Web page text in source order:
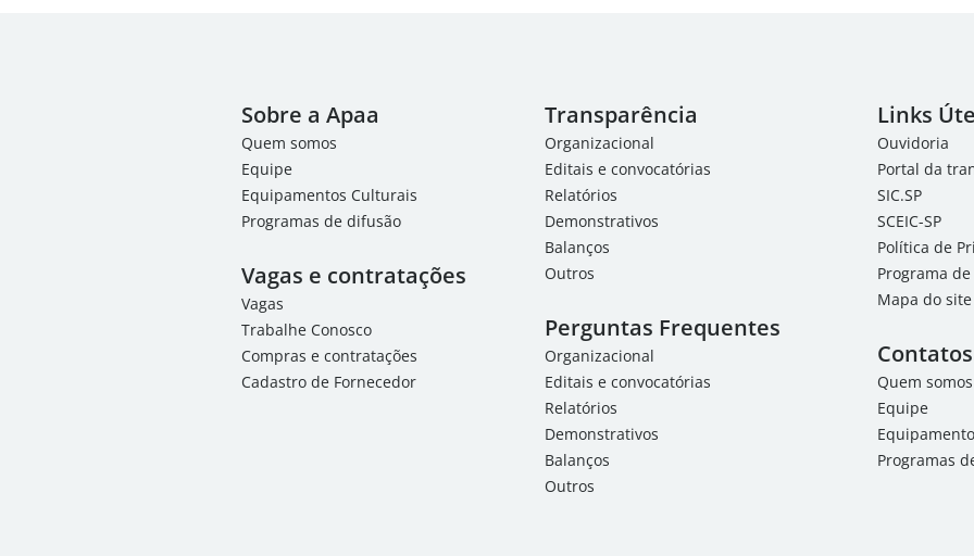
Sobre a Apaa
Quem somos
Equipe
Equipamentos Culturais
Programas de difusão
Vagas e contratações
Vagas
Trabalhe Conosco
Compras e contratações
Cadastro de Fornecedor
Transparência
Organizacional
Editais e convocatórias
Relatórios
Demonstrativos
Balanços
Outros
Perguntas Frequentes
Organizacional
Editais e convocatórias
Relatórios
Demonstrativos
Balanços
Outros
Links
Ouvidoria
Portal da
SIC.SP
SCEIC-SP
Política de
Programa
Mapa do site
Contatos
Quem somos
Equipe
Programas